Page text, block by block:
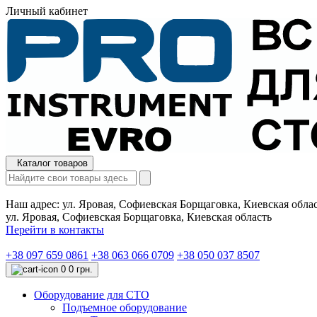
Личный кабинет
Каталог товаров
Наш адрес: ул. Яровая, Софиевская Борщаговка, Киевская
ул. Яровая, Софиевская Борщаговка, Киевская область
Перейти в контакты
+38 097 659 0861 +38 063 066 0709 +38 050 037 8507
0 0 грн.
Оборудование для СТО
Подъемное оборудование